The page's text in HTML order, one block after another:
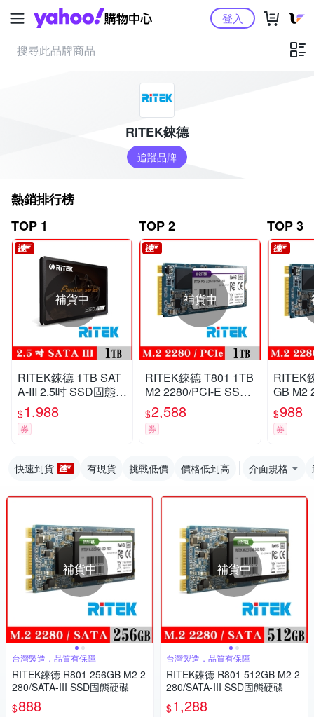
Yahoo購物中心登入
RITEK錸德
追蹤品牌
熱銷排行榜
TOP 1
補貨中
RITEK錸德 1TB SAT
A-III 2.5吋 SSD固態硬
碟
$1,988
券
TOP 2
補貨中
RITEK錸德 T801 1TB
M2 2280/PCI-E SSD
固態硬碟
$2,588
券
TOP 3
RITEK
GB M2
SD固
$988
券
快速到貨 有現貨 挑戰低價 價格低到高 介面規格
補貨中
台灣製造，品質有保障
RITEK錸德 R801 256GB M2 2
280/SATA-III SSD固態硬碟
$888
補貨中
台灣製造，品質有保障
RITEK錸德 R801 512GB M2 2
280/SATA-III SSD固態硬碟
$1,288